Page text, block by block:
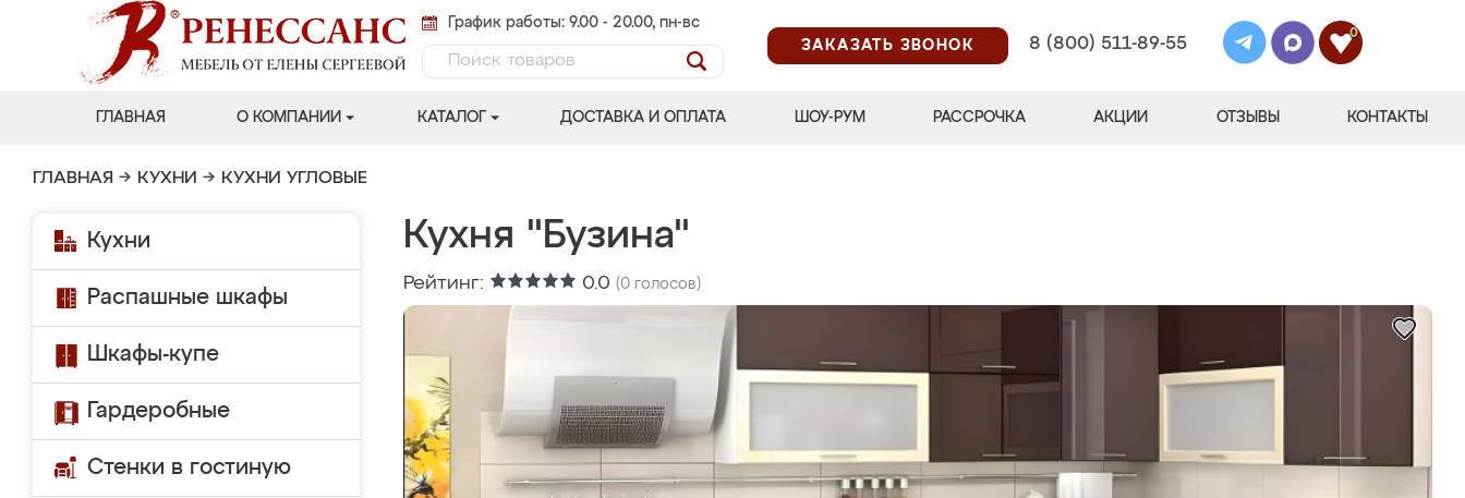
График работы: 9.00 - 20.00, пн-вс
ЗАКАЗАТЬ ЗВОНОК
8 (800) 511-89-55
0
ГЛАВНАЯ О КОМПАНИИ КАТАЛОГ ДОСТАВКА И ОПЛАТА ШОУ-РУМ РАССРОЧКА АКЦИИ ОТЗЫВЫ КОНТАКТЫ
ГЛАВНАЯ → КУХНИ → КУХНИ УГЛОВЫЕ
Кухни
Распашные шкафы
Шкафы-купе
Гардеробные
Стенки в гостиную
Кухня "Бузина"
Рейтинг: 0.0 (0 голосов)